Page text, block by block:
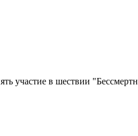
участие в шествии